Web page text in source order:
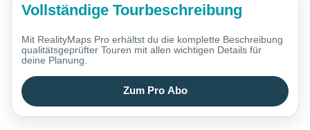
Vollständige Tourbeschreibung
Mit RealityMaps Pro erhältst du die komplette Beschreibung
qualitätsgeprüfter Touren mit allen wichtigen Details für
deine Planung.
Zum Pro Abo